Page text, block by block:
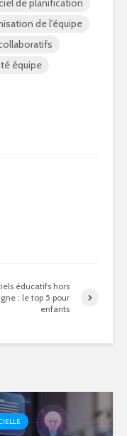
de planification
de l'équipe
équipe
éducatifs hors
: le top 5 pour
enfants